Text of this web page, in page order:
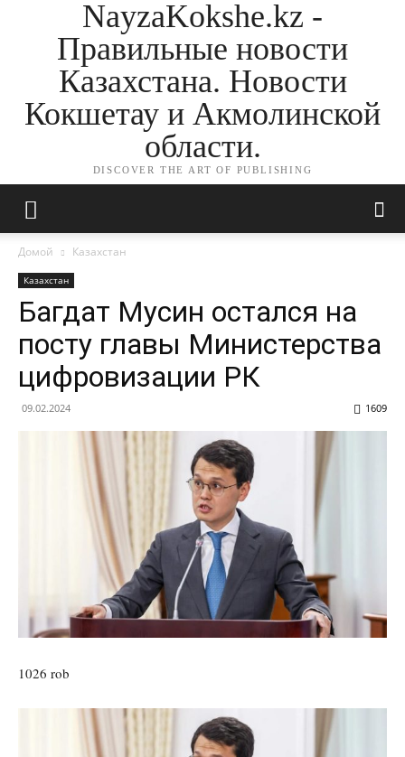
NayzaKokshe.kz -
Правильные новости
Казахстана. Новости
Кокшетау и Акмолинской
области.
DISCOVER THE ART OF PUBLISHING
Домой Казахстан
Казахстан
Багдат Мусин остался на
посту главы Министерства
цифровизации РК
09.02.2024 1609
1026 rob